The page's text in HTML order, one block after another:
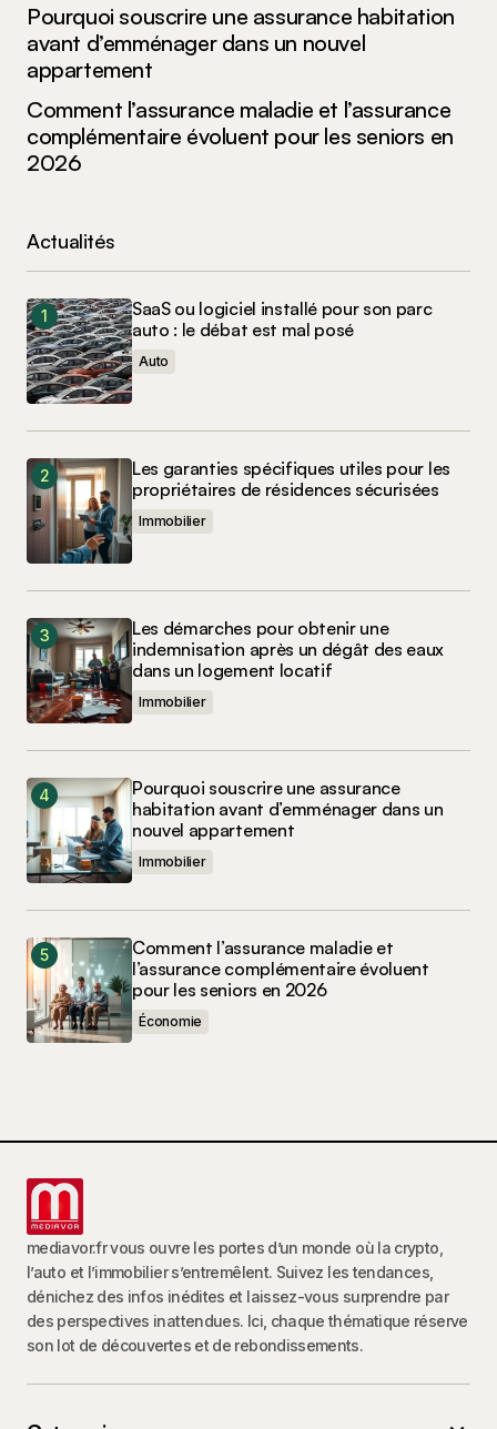
Pourquoi souscrire une assurance habitation
avant d’emménager dans un nouvel
appartement
Comment l’assurance maladie et l’assurance
complémentaire évoluent pour les seniors en
2026
Actualités
SaaS ou logiciel installé pour son parc
auto : le débat est mal posé
Auto
Les garanties spécifiques utiles pour les
propriétaires de résidences sécurisées
Immobilier
Les démarches pour obtenir une
indemnisation après un dégât des eaux
dans un logement locatif
Immobilier
Pourquoi souscrire une assurance
habitation avant d’emménager dans un
nouvel appartement
Immobilier
Comment l’assurance maladie et
l’assurance complémentaire évoluent
pour les seniors en 2026
Économie
mediavor.fr vous ouvre les portes d’un monde où la crypto,
l’auto et l’immobilier s’entremêlent. Suivez les tendances,
dénichez des infos inédites et laissez-vous surprendre par
des perspectives inattendues. Ici, chaque thématique réserve
son lot de découvertes et de rebondissements.